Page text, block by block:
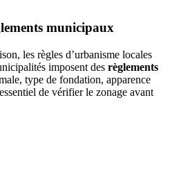
municipaux
les règles d’urbanisme locales
imposent des règlements
type de fondation, apparence
de vérifier le zonage avant